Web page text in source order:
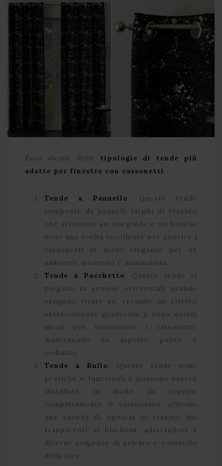
Ecco alcune delle tipologie di tende più
adatte per finestre con cassonetti:
Tende a Pannello: Queste tende
composte da pannelli larghi di tessuto
che scivolano su una guida o un binario
sono una scelta eccellente per coprire i
cassonetti in modo elegante per un
ambiente moderno e minimalista.
Tende a Pacchetto: Queste tende si
piegano in sezioni orizzontali quando
vengono tirate su, creando un effetto
esteticamente gradevole e sono quindi
ideali per nascondere i cassonetti,
mantenendo un aspetto pulito e
ordinato.
Tende a Rullo: Queste tende sono
pratiche e funzionali e possono essere
installate in modo da coprire
completamente il cassonetto: offrono
una varietà di opzioni di tessuti, dai
trasparenti ai blackout, adattandosi a
diverse esigenze di privacy e controllo
della luce.